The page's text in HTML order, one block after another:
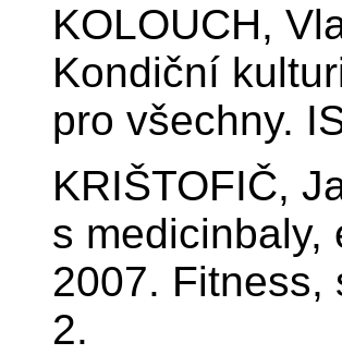
KOLOUCH,
Kondiční
pro všechny.
KRIŠTOFIČ,
s medicinbaly,
2007. Fitness,
2.